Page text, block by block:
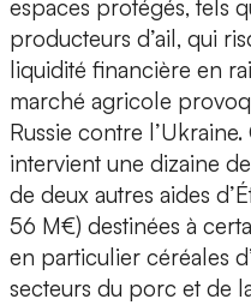
espaces protégés, tels
producteurs d’ail, qui
liquidité financière en
marché agricole
Russie contre
intervient une dizaine
de deux autres aides
56 M€) destinées à
en particulier céréales
secteurs du porc et de